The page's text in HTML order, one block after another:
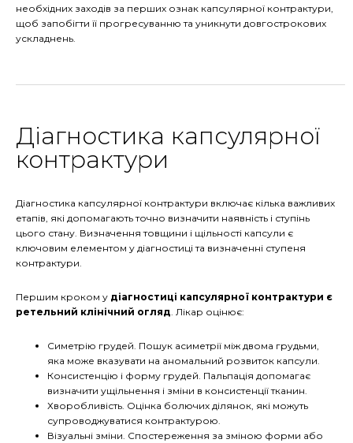
необхідних заходів за перших ознак капсулярної контрактури,
щоб запобігти її прогресуванню та уникнути довгострокових
ускладнень.
Діагностика капсулярної
контрактури
Діагностика капсулярної контрактури включає кілька важливих
етапів, які допомагають точно визначити наявність і ступінь
цього стану. Визначення товщини і щільності капсули є
ключовим елементом у діагностиці та визначенні ступеня
контрактури.
Першим кроком у діагностиці капсулярної контрактури є
ретельний клінічний огляд . Лікар оцінює:
Симетрію грудей. Пошук асиметрії між двома грудьми,
яка може вказувати на аномальний розвиток капсули.
Консистенцію і форму грудей. Пальпація допомагає
визначити ущільнення і зміни в консистенції тканин.
Хворобливість. Оцінка болючих ділянок, які можуть
супроводжуватися контрактурою.
Візуальні зміни. Спостереження за зміною форми або